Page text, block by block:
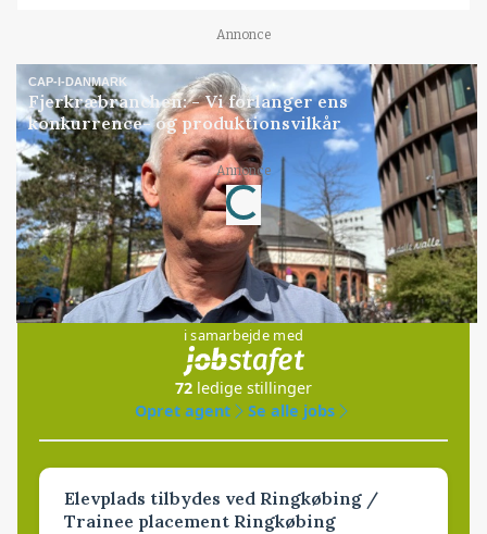
Annonce
CAP-I-DANMARK
Fjerkræbranchen: - Vi forlanger ens
konkurrence- og produktionsvilkår
Annonce
Loading...
Jobs
i samarbejde med
72 ledige stillinger
Opret agent
Se alle jobs
Elevplads tilbydes ved Ringkøbing /
Trainee placement Ringkøbing